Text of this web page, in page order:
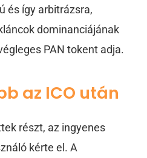
és így arbitrázsra,
dominanciájának
PAN tokent adja.
az ICO után
részt, az ingyenes
kérte el. A